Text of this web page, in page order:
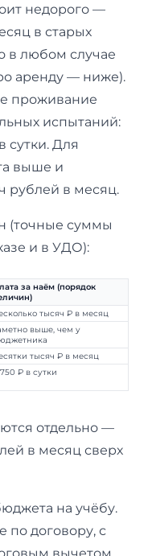
недорого —
в старых
в любом случае
аренду — ниже).
проживание
испытаний:
сутки. Для
выше и
рублей в месяц.
(точные суммы
и в УДО):
за наём (порядок
тысяч ₽ в месяц
выше, чем у
тысяч ₽ в месяц
₽ в сутки
отдельно —
в месяц сверх
на учёбу.
по договору, с
вычетом,